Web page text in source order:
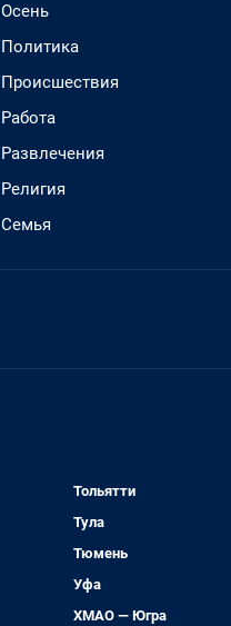
Осень
Политика
Происшествия
Работа
Развлечения
Религия
Семья
Тольятти
Тула
Тюмень
Уфа
ХМАО — Югра